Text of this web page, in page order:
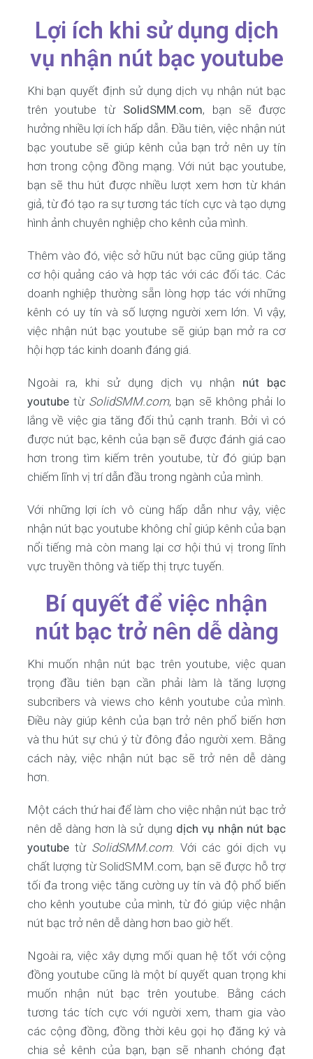
Lợi ích khi sử dụng dịch
vụ nhận nút bạc youtube
Khi bạn quyết định sử dụng dịch vụ nhận nút bạc
trên youtube từ SolidSMM.com, bạn sẽ được
hưởng nhiều lợi ích hấp dẫn. Đầu tiên, việc nhận nút
bạc youtube sẽ giúp kênh của bạn trở nên uy tín
hơn trong cộng đồng mạng. Với nút bạc youtube,
bạn sẽ thu hút được nhiều lượt xem hơn từ khán
giả, từ đó tạo ra sự tương tác tích cực và tạo dựng
hình ảnh chuyên nghiệp cho kênh của mình.
Thêm vào đó, việc sở hữu nút bạc cũng giúp tăng
cơ hội quảng cáo và hợp tác với các đối tác. Các
doanh nghiệp thường sẵn lòng hợp tác với những
kênh có uy tín và số lượng người xem lớn. Vì vậy,
việc nhận nút bạc youtube sẽ giúp bạn mở ra cơ
hội hợp tác kinh doanh đáng giá.
Ngoài ra, khi sử dụng dịch vụ nhận nút bạc
youtubetừ SolidSMM.com, bạn sẽ không phải lo
lắng về việc gia tăng đối thủ cạnh tranh. Bởi vì có
được nút bạc, kênh của bạn sẽ được đánh giá cao
hơn trong tìm kiếm trên youtube, từ đó giúp bạn
chiếm lĩnh vị trí dẫn đầu trong ngành của mình.
Với những lợi ích vô cùng hấp dẫn như vậy, việc
nhận nút bạc youtube không chỉ giúp kênh của bạn
nổi tiếng mà còn mang lại cơ hội thú vị trong lĩnh
vực truyền thông và tiếp thị trực tuyến.
Bí quyết để việc nhận
nút bạc trở nên dễ dàng
Khi muốn nhận nút bạc trên youtube, việc quan
trọng đầu tiên bạn cần phải làm là tăng lượng
subcribers và views cho kênh youtube của mình.
Điều này giúp kênh của bạn trở nên phổ biến hơn
và thu hút sự chú ý từ đông đảo người xem. Bằng
cách này, việc nhận nút bạc sẽ trở nên dễ dàng
hơn.
Một cách thứ hai để làm cho việc nhận nút bạc trở
nên dễ dàng hơn là sử dụng dịch vụ nhận nút bạc
youtubetừ SolidSMM.com. Với các gói dịch vụ
chất lượng từ SolidSMM.com, bạn sẽ được hỗ trợ
tối đa trong việc tăng cường uy tín và độ phổ biến
cho kênh youtube của mình, từ đó giúp việc nhận
nút bạc trở nên dễ dàng hơn bao giờ hết.
Ngoài ra, việc xây dựng mối quan hệ tốt với cộng
đồng youtube cũng là một bí quyết quan trọng khi
muốn nhận nút bạc trên youtube. Bằng cách
tương tác tích cực với người xem, tham gia vào
các cộng đồng, đồng thời kêu gọi họ đăng ký và
chia sẻ kênh của bạn, bạn sẽ nhanh chóng đạt